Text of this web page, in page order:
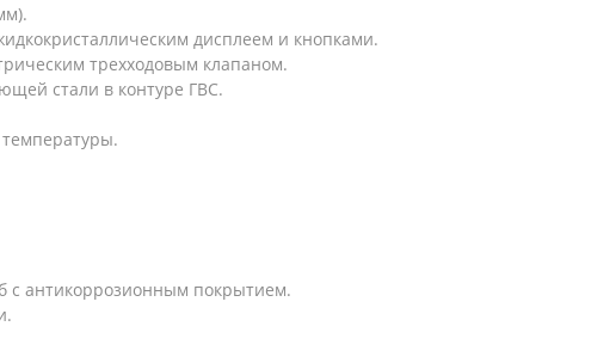
дисплеем и кнопками.
трехходовым клапаном.
стали в контуре ГВС.
с антикоррозионным покрытием.